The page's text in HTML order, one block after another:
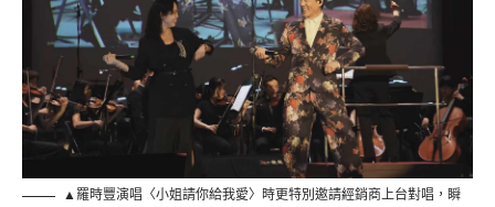
▲羅時豐演唱〈小姐請你給我愛〉時更特別邀請經銷商上台對唱，瞬